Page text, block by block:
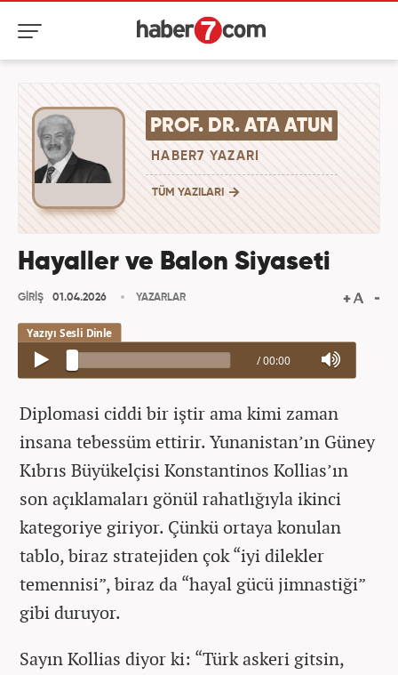
PROF. DR. ATA ATUN
HABER7 YAZARI
TÜM YAZILARI
Hayaller ve Balon Siyaseti
GİRİŞ 01.04.2026 YAZARLAR
/ 00:00
Diplomasi ciddi bir iştir ama kimi zaman
insana tebessüm ettirir. Yunanistan’ın Güney
Kıbrıs Büyükelçisi Konstantinos Kollias’ın
son açıklamaları gönül rahatlığıyla ikinci
kategoriye giriyor. Çünkü ortaya konulan
tablo, biraz stratejiden çok “iyi dilekler
temennisi”, biraz da “hayal gücü jimnastiği”
gibi duruyor.
Sayın Kollias diyor ki: “Türk askeri gitsin,